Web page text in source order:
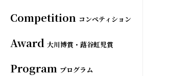
Competition コンペティション
Award 大川博賞・蕗谷虹児賞
Program プログラム